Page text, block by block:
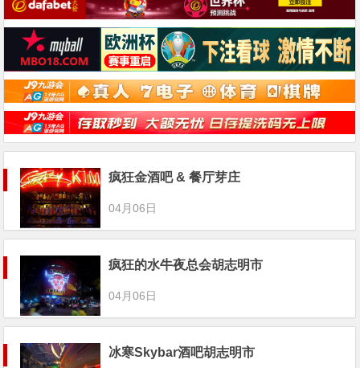
疯狂金酒吧 & 餐厅芽庄
04月06日
疯狂的水牛夜总会胡志明市
04月06日
冰寒Skybar酒吧胡志明市